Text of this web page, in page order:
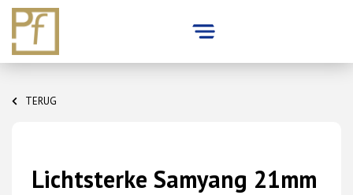
content
TERUG
Lichtsterke Samyang 21mm